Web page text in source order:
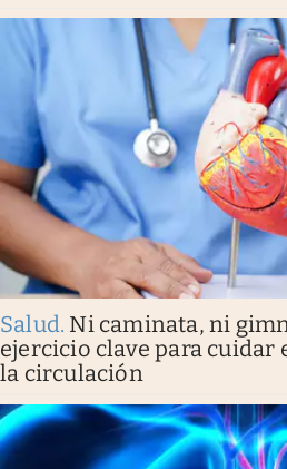
Salud. Ni caminata, ni
ejercicio clave para cuidar
la circulación